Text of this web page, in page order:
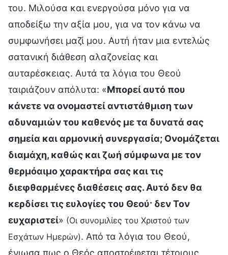
του. Μιλούσα και ενεργούσα μόνο για να
αποδείξω την αξία μου, για να τον κάνω να
συμφωνήσει μαζί μου. Αυτή ήταν μια εντελώς
σατανική διάθεση αλαζονείας και
αυταρέσκειας. Αυτά τα λόγια του Θεού
ταιριάζουν απόλυτα: «Μπορεί αυτό που
κάνετε να ονομαστεί αντιστάθμιση των
αδυναμιών του καθενός με τα δυνατά σας
σημεία και αρμονική συνεργασία; Ονομάζεται
διαμάχη, καθώς και ζωή σύμφωνα με τον
θερμόαιμο χαρακτήρα σας και τις
διεφθαρμένες διαθέσεις σας. Αυτό δεν θα
κερδίσει τις ευλογίες του Θεού· δεν Τον
ευχαριστεί» (Οι συνομιλίες του Χριστού των
Εσχάτων Ημερών). Από τα λόγια του Θεού,
ένιωσα πως ο Θεός αποστρέφεται τέτοιους